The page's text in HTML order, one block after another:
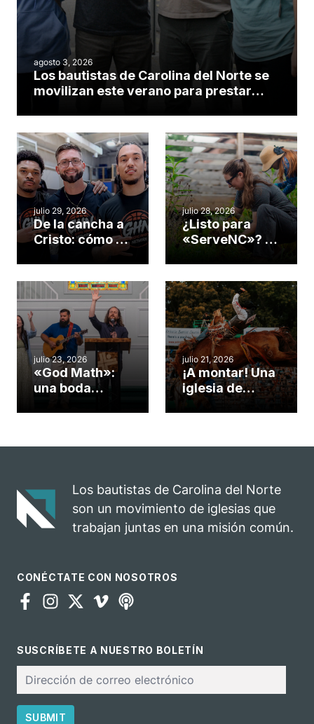
agosto 3, 2026
Los bautistas de Carolina del Norte se
movilizan este verano para prestar
julio 29, 2026
De la cancha a
Cristo: cómo el
gimnasio de
Cary se
convirtió en un
insólito campo
misionero te
cuento
julio 28, 2026
¿Listo para
«ServeNC»? 4
obra de Dios
durante la
Semana
ServeNC
julio 23, 2026
«God Math»:
una boda
celebra el
julio 21, 2026
¡A montar! Una
iglesia de
rodeo anual en
para el
ministerio
Los bautistas de Carolina del Norte
son un movimiento de iglesias que
trabajan juntas en una misión común.
CONÉCTATE CON NOSOTROS
SUSCRÍBETE A NUESTRO BOLETÍN
electrónico
SUBMIT